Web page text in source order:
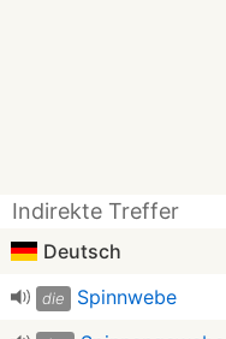
Indirekte Treffer
Deutsch
die Spinnwebe